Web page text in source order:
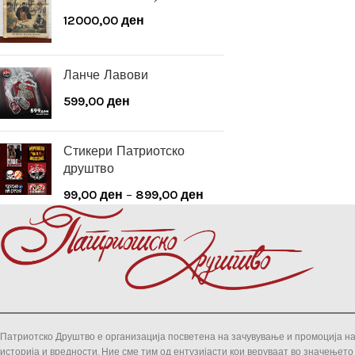
12000,00 ден
Ланче Лавови
599,00 ден
Стикери Патриотско
друштво
99,00 ден – 899,00 ден
Патриотско Друштво е организација посветена на зачувување и промоција на
историја и вредности. Ние сме тим од ентузијасти кои веруваат во